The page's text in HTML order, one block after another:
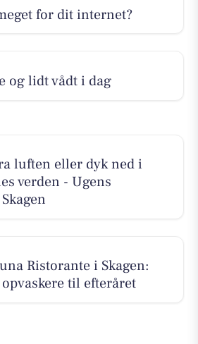
for dit internet?
og lidt vådt i dag
luften eller dyk ned i
verden - Ugens
Ristorante i Skagen:
opvaskere til efteråret